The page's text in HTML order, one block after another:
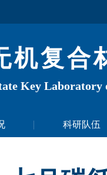
机复合
Key Laboratory
科研队伍